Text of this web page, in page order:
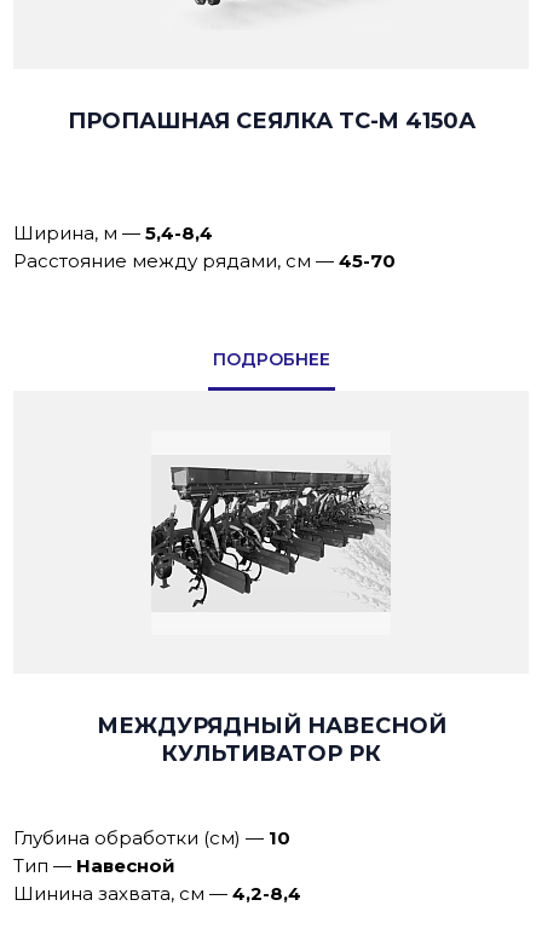
ПРОПАШНАЯ СЕЯЛКА TC-M 4150А
Ширина, м —5,4-8,4
Расстояние между рядами, см —45-70
ПОДРОБНЕЕ
МЕЖДУРЯДНЫЙ НАВЕСНОЙ
КУЛЬТИВАТОР РК
Глубина обработки (см) — 10
Тип — Навесной
Шинина захвата, см —4,2-8,4